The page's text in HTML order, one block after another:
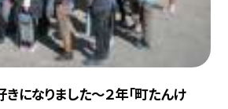
になりました〜２年「町たんけ